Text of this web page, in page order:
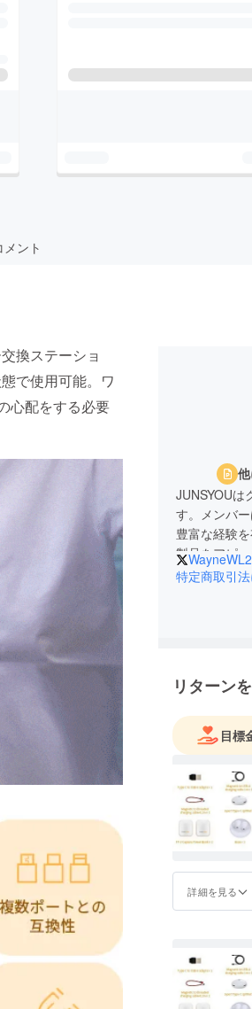
メント
換ステーショ
で使用可能。ワ
心配をする必要
JUNSYOUは
す。メンバ
豊富な経験
製品をアピ
せたい、と
お問合せメ
WayneWL2
特定商取引
リターン
目標
詳細を見る